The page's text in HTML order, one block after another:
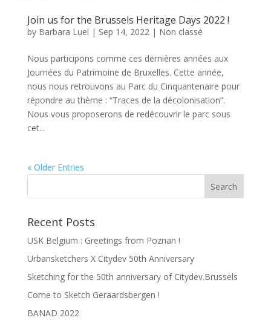
Join us for the Brussels Heritage Days 2022 !
by Barbara Luel | Sep 14, 2022 | Non classé
Nous participons comme ces dernières années aux
Journées du Patrimoine de Bruxelles. Cette année,
nous nous retrouvons au Parc du Cinquantenaire pour
répondre au thème : “Traces de la décolonisation”.
Nous vous proposerons de redécouvrir le parc sous
cet...
« Older Entries
Recent Posts
USK Belgium : Greetings from Poznan !
Urbansketchers X Citydev 50th Anniversary
Sketching for the 50th anniversary of Citydev.Brussels
Come to Sketch Geraardsbergen !
BANAD 2022